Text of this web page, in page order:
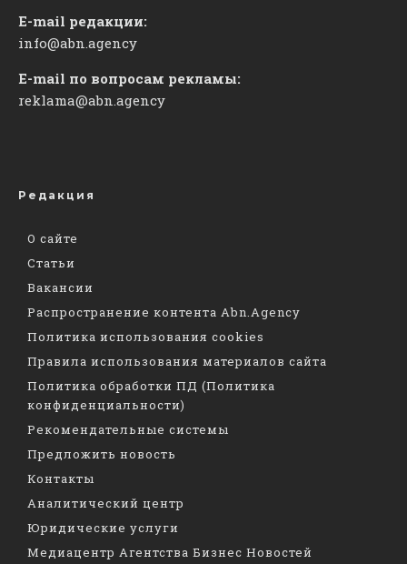
E-mail редакции:
info@abn.agency
E-mail по вопросам рекламы:
reklama@abn.agency
Редакция
О сайте
Статьи
Вакансии
Распространение контента Abn.Agency
Политика использования cookies
Правила использования материалов сайта
Политика обработки ПД (Политика
конфиденциальности)
Рекомендательные системы
Предложить новость
Контакты
Аналитический центр
Юридические услуги
Медиацентр Агентства Бизнес Новостей